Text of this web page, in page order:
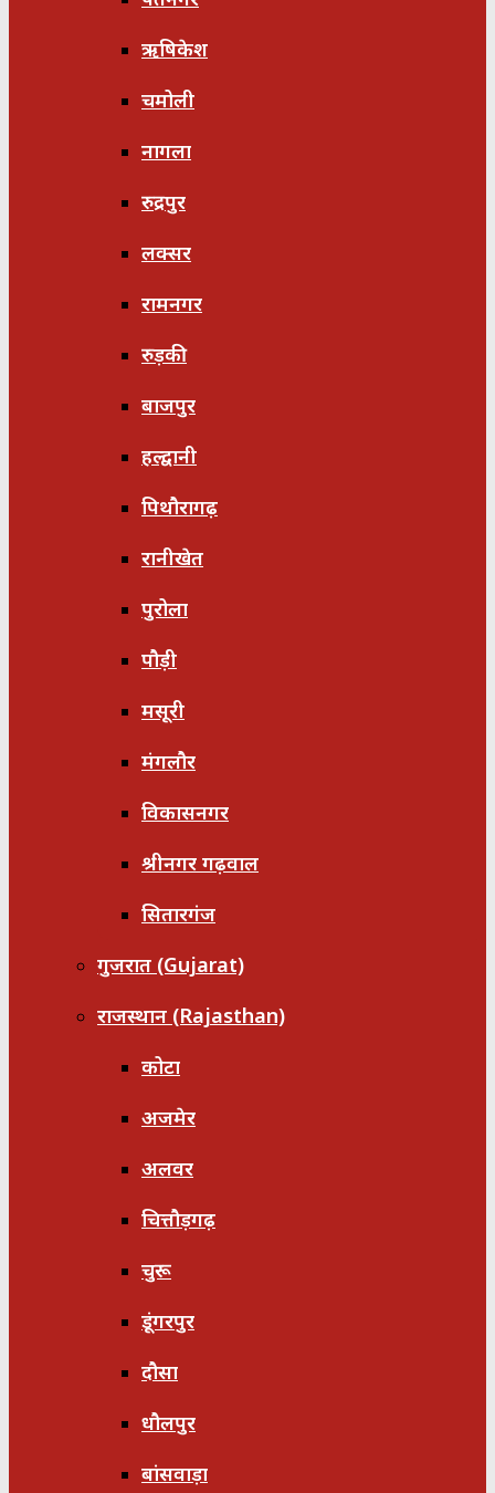
ऋषिकेश
चमोली
नागला
रुद्रपुर
लक्सर
रामनगर
रुड़की
बाजपुर
हल्द्वानी
पिथौरागढ़
रानीखेत
पुरोला
पौड़ी
मसूरी
मंगलौर
विकासनगर
श्रीनगर गढ़वाल
सितारगंज
गुजरात (Gujarat)
राजस्थान (Rajasthan)
कोटा
अजमेर
अलवर
चित्तौड़गढ़
चुरू
डूंगरपुर
दौसा
धौलपुर
बांसवाड़ा